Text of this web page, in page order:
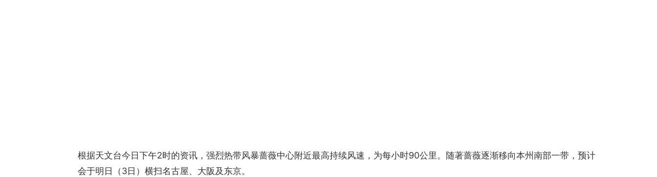
根据天文台今日下午2时的资讯，强烈热带风暴蔷薇中心附近最高持续风速，为每小时90公里。随著蔷薇逐渐移向本州南部一带，预计
会于明日（3日）横扫名古屋、大阪及东京。